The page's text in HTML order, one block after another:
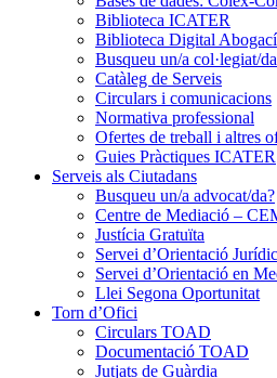
Biblioteca ICATER
Biblioteca Digital
Busqueu un/a col·legiat/
Catàleg de Serveis
Circulars i comunicacions
Normativa professional
Ofertes de treball i altres
Guies Pràctiques ICATER
Serveis als Ciutadans
Busqueu un/a advocat/da?
Centre de Mediació –
Justícia Gratuïta
Servei d’Orientació
Servei d’Orientació en
Llei Segona Oportunitat
Torn d’Ofici
Circulars TOAD
Documentació TOAD
Jutjats de Guàrdia